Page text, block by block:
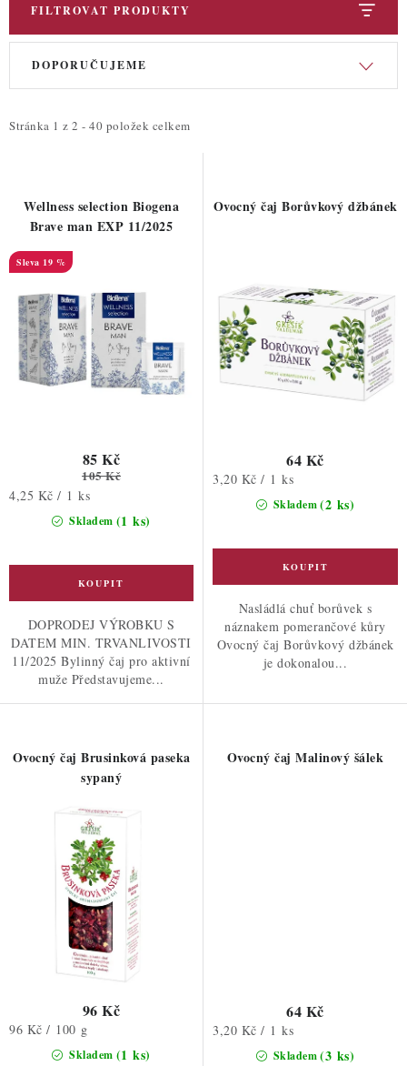
FILTROVAT PRODUKTY
V
i
d
u
k
ů
Stránka 1 z 2 - 40 položek celkem
Ř
e
o
d
u
k
ů
DOPORUČUJEME
Wellness selection Biogena
Brave man EXP 11/2025
19 %
Skladem (1 ks)
85 Kč
105 Kč
Měrná
4,25 Kč / 1 ks
DOPRODEJ VÝROBKU S
DATEM MIN. TRVANLIVOSTI
11/2025 Bylinný čaj pro aktivní
muže Představujeme...
Ovocný čaj Borůvkový džbánek
Skladem(2 ks)
64 Kč
Měrná
3,20 Kč / 1 ks
Nasládlá chuť borůvek s
náznakem pomerančové kůry
Ovocný čaj Borůvkový džbánek
je dokonalou...
Ovocný čaj Brusinková paseka
sypaný
Skladem (1 ks)
96 Kč
Měrná
96 Kč / 100 g
Ovocný čaj Malinový šálek
Skladem(3 ks)
64 Kč
Měrná
3,20 Kč / 1 ks